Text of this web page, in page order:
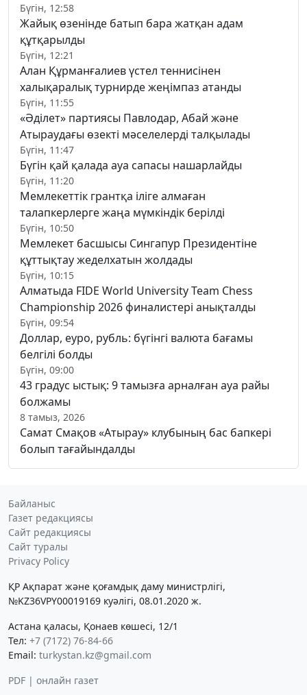
Бүгін, 12:58
Жайық өзенінде батып бара жатқан адам
құтқарылды
Бүгін, 12:21
Алан Құрманғалиев үстел теннисінен
халықаралық турнирде жеңімпаз атанды
Бүгін, 11:55
«Әділет» партиясы Павлодар, Абай және
Атыраудағы өзекті мәселелерді талқылады
Бүгін, 11:47
Бүгін қай қалада ауа сапасы нашарлайды
Бүгін, 11:20
Мемлекеттік грантқа іліге алмаған
талапкерлерге жаңа мүмкіндік берілді
Бүгін, 10:50
Мемлекет басшысы Сингапур Президентіне
құттықтау жеделхатын жолдады
Бүгін, 10:15
Алматыда FIDE World University Team Chess
Championship 2026 финалистері анықталды
Бүгін, 09:54
Доллар, еуро, рубль: бүгінгі валюта бағамы
белгілі болды
Бүгін, 09:00
43 градус ыстық: 9 тамызға арналған ауа райы
болжамы
8 тамыз, 2026
Самат Смақов «Атырау» клубының бас бапкері
болып тағайындалды
Байланыс
Газет редакциясы
Сайт редакциясы
Сайт туралы
Privacy Policy
ҚР Ақпарат және қоғамдық даму министрлігі,
№KZ36VPY00019169 куәлігі, 08.01.2020 ж.
Астана қаласы, Қонаев көшесі, 12/1
Тел: +7 (7172) 76-84-66
Email: turkystan.kz@gmail.com
PDF | онлайн газет